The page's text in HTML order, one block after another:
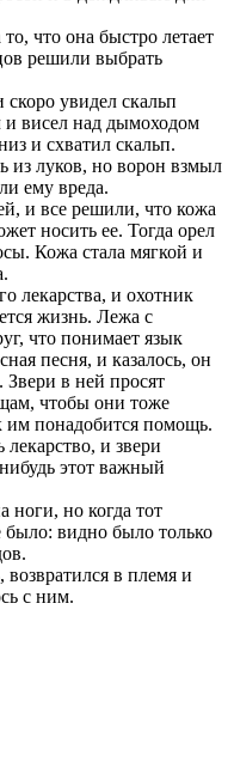
что она быстро летает
решили выбрать
увидел скальп
и висел над дымоходом
и схватил скальп.
из луков, но ворон взмыл
ему вреда.
и все решили, что кожа
носить ее. Тогда орел
Кожа стала мягкой и
лекарства, и охотник
жизнь. Лежа с
что понимает язык
песня, и казалось, он
Звери в ней просят
чтобы они тоже
им понадобится помощь.
и звери
этот важный
ноги, но когда тот
было: видно было только
в племя и
с ним.